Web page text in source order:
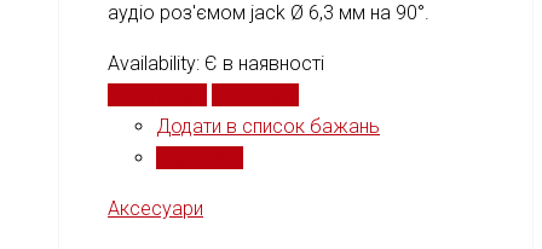
аудіо роз'ємом jack Ø 6,3 мм на 90°.
Availability: Є в наявності
Додати в список бажань
Аксесуари